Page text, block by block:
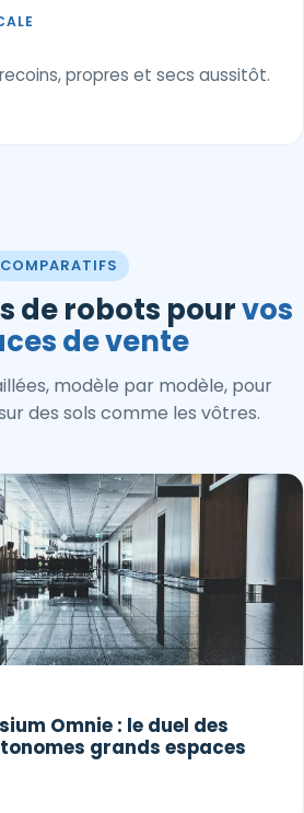
propres et secs aussitôt.
COMPARATIFS
de robots pourvos
de vente
modèle par modèle, pour
des sols comme les vôtres.
Omnie : le duel des
grands espaces